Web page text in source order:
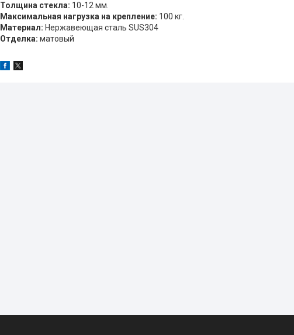
Толщина стекла: 10-12 мм.
Максимальная нагрузка на крепление: 100 кг.
Материал: Нержавеющая сталь SUS304
Отделка: матовый